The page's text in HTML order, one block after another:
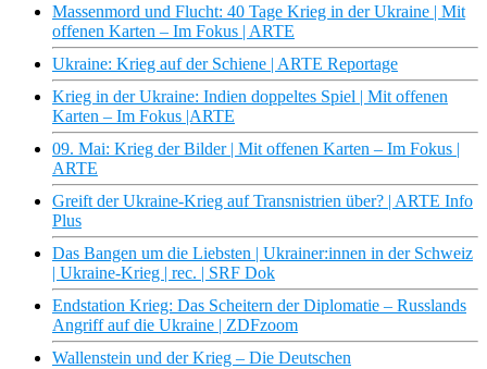
Massenmord und Flucht: 40 Tage Krieg in der Ukraine | Mit
offenen Karten – Im Fokus | ARTE
Ukraine: Krieg auf der Schiene | ARTE Reportage
Krieg in der Ukraine: Indien doppeltes Spiel | Mit offenen
Karten – Im Fokus |ARTE
09. Mai: Krieg der Bilder | Mit offenen Karten – Im Fokus |
ARTE
Greift der Ukraine-Krieg auf Transnistrien über? | ARTE Info
Plus
Das Bangen um die Liebsten | Ukrainer:innen in der Schweiz
| Ukraine-Krieg | rec. | SRF Dok
Endstation Krieg: Das Scheitern der Diplomatie – Russlands
Angriff auf die Ukraine | ZDFzoom
Wallenstein und der Krieg – Die Deutschen